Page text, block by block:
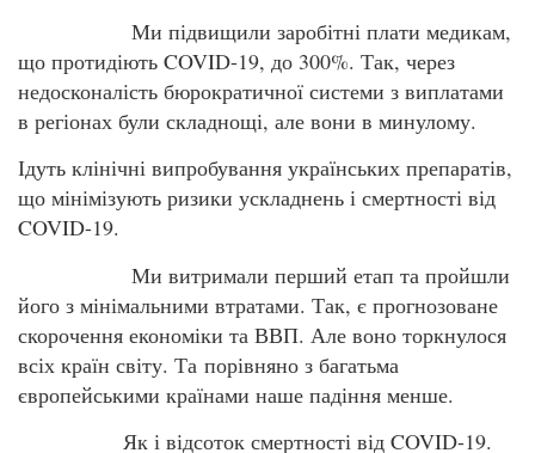
Ми підвищили заробітні плати медикам,
що протидіють COVID-19, до 300%. Так, через
недосконалість бюрократичної системи з виплатами
в регіонах були складнощі, але вони в минулому.
Ідуть клінічні випробування українських препаратів,
що мінімізують ризики ускладнень і смертності від
COVID-19.
Ми витримали перший етап та пройшли
його з мінімальними втратами. Так, є прогнозоване
скорочення економіки та ВВП. Але воно торкнулося
всіх країн світу. Та порівняно з багатьма
європейськими країнами наше падіння менше.
Як і відсоток смертності від COVID-19.